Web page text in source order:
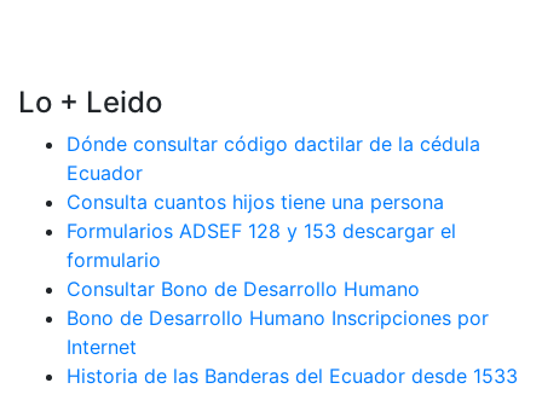
Lo + Leido
Dónde consultar código dactilar de la cédula
Ecuador
Consulta cuantos hijos tiene una persona
Formularios ADSEF 128 y 153 descargar el
formulario
Consultar Bono de Desarrollo Humano
Bono de Desarrollo Humano Inscripciones por
Internet
Historia de las Banderas del Ecuador desde 1533